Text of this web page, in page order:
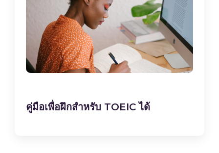
คู่มือเพื่อฝึกสำหรับ TOEIC ได้